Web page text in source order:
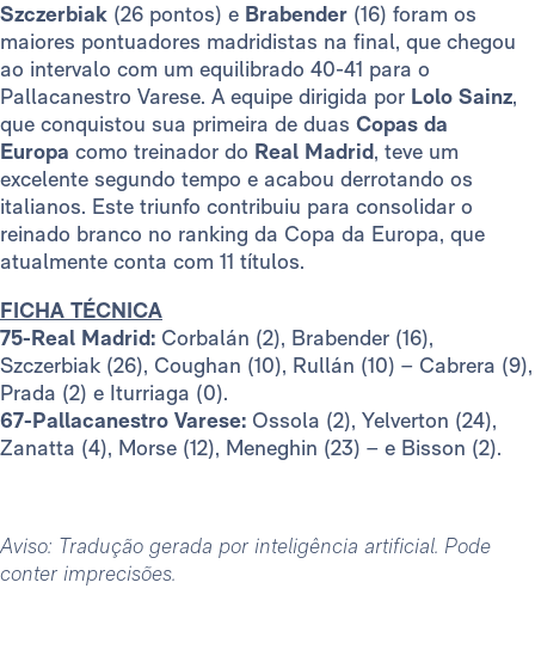
Szczerbiak (26 pontos) e Brabender (16) foram os
maiores pontuadores madridistas na final, que chegou
ao intervalo com um equilibrado 40-41 para o
Pallacanestro Varese. A equipe dirigida por Lolo Sainz,
que conquistou sua primeira de duas Copas da
Europa como treinador do Real Madrid, teve um
excelente segundo tempo e acabou derrotando os
italianos. Este triunfo contribuiu para consolidar o
reinado branco no ranking da Copa da Europa, que
atualmente conta com 11 títulos.
FICHA TÉCNICA
75-Real Madrid: Corbalán (2), Brabender (16),
Szczerbiak (26), Coughan (10), Rullán (10) – Cabrera (9),
Prada (2) e Iturriaga (0).
67-Pallacanestro Varese: Ossola (2), Yelverton (24),
Zanatta (4), Morse (12), Meneghin (23) – e Bisson (2).
Aviso: Tradução gerada por inteligência artificial. Pode
conter imprecisões.